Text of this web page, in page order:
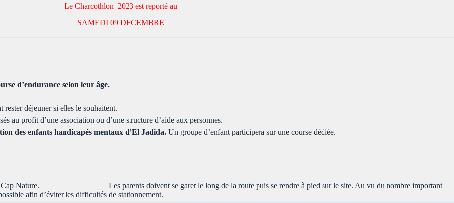
Le Charcothlon 2023 est reporté au
SAMEDI 09 DECEMBRE
d’endurance selon leur âge.
rester déjeuner si elles le souhaitent.
au profit d’une association ou d’une structure d’aide aux personnes.
des enfants handicapés mentaux d’El Jadida. Un groupe d’enfant participera sur une course dédiée.
de Cap Nature. Les parents doivent se garer le long de la route puis se rendre à pied sur le site. Au vu du nombre important
afin d’éviter les difficultés de stationnement.